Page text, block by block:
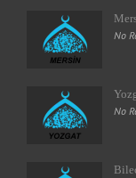
No
No